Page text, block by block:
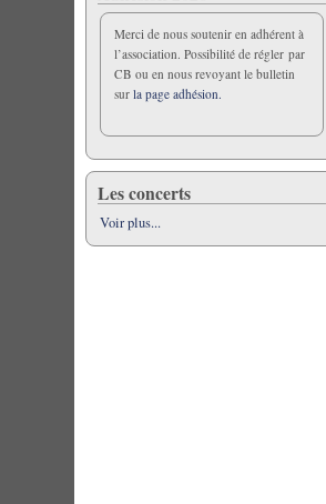
Merci de nous soutenir en adhérent à
l’association. Possibilité de régler par
CB ou en nous revoyant le bulletin
surla page adhésion.
Les concerts
Voir plus...